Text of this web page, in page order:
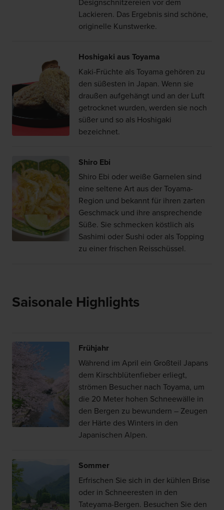
Designschnitzereien vor dem
Lackieren. Das Ergebnis sind schöne,
originelle Kunstwerke.
Hoshigaki aus Toyama
Kaki-Früchte als Toyama gehören zu
den süßesten in Japan. Wenn sie
draußen aufgehängt und an der Luft
getrocknet wurden, werden sie noch
süßer und so als Hoshigaki
bezeichnet.
Shiro Ebi
Shiro Ebi oder weiße Garnelen sind
eine seltene Art aus der Toyama-
Region und bekannt für ihren zarten
Geschmack und ihre ansprechende
Süße. Sie schmecken köstlich als
Sashimi oder Sushi oder als Topping
zu einer frischen Reisschüssel.
Saisonale Highlights
Frühjahr
Während im April ein Großteil Japans
dem Kirschblütenfieber erliegt,
strömen Besucher nach Toyama, um
die 20 Meter hohen Schneewälle in
den Bergen zu bewundern – Zeugen
der Härte des Winters in den
Japanischen Alpen.
Sommer
Erfrischen Sie sich in der kühlen Brise
oder in Schneeresten in den
Tateyama-Bergen. Besuchen Sie den